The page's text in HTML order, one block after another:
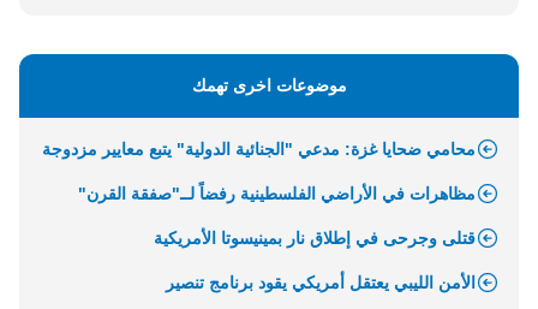
موضوعات اخرى تهمك
محامي ضحايا غزة: مدعي "الجنائية الدولية" يتبع معايير مزدوجة
مظاهرات في الأراضي الفلسطينية رفضاً لــ"صفقة القرن"
قتلى وجرحى في إطلاق نار بمينيسوتا الأمريكية
الأمن الليبي يعتقل أمريكي يقود برنامج تنصير